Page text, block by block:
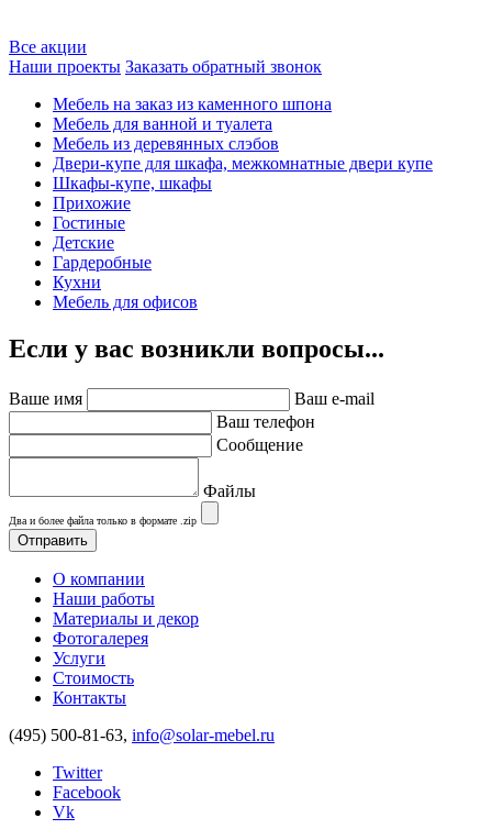
Все акции
Наши проекты Заказать обратный звонок
Мебель на заказ из каменного шпона
Мебель для ванной и туалета
Мебель из деревянных слэбов
Двери-купе для шкафа, межкомнатные двери купе
Шкафы-купе, шкафы
Прихожие
Гостиные
Детские
Гардеробные
Кухни
Мебель для офисов
Если у вас возникли вопросы...
Ваше имя
Ваш e-mail
Ваш телефон
Сообщение
Файлы
Два и более файла только в формате .zip
О компании
Наши работы
Материалы и декор
Фотогалерея
Услуги
Стоимость
Контакты
(495) 500-81-63, info@solar-mebel.ru
Twitter
Facebook
Vk